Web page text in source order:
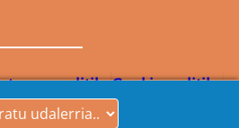
politikaCookie politika